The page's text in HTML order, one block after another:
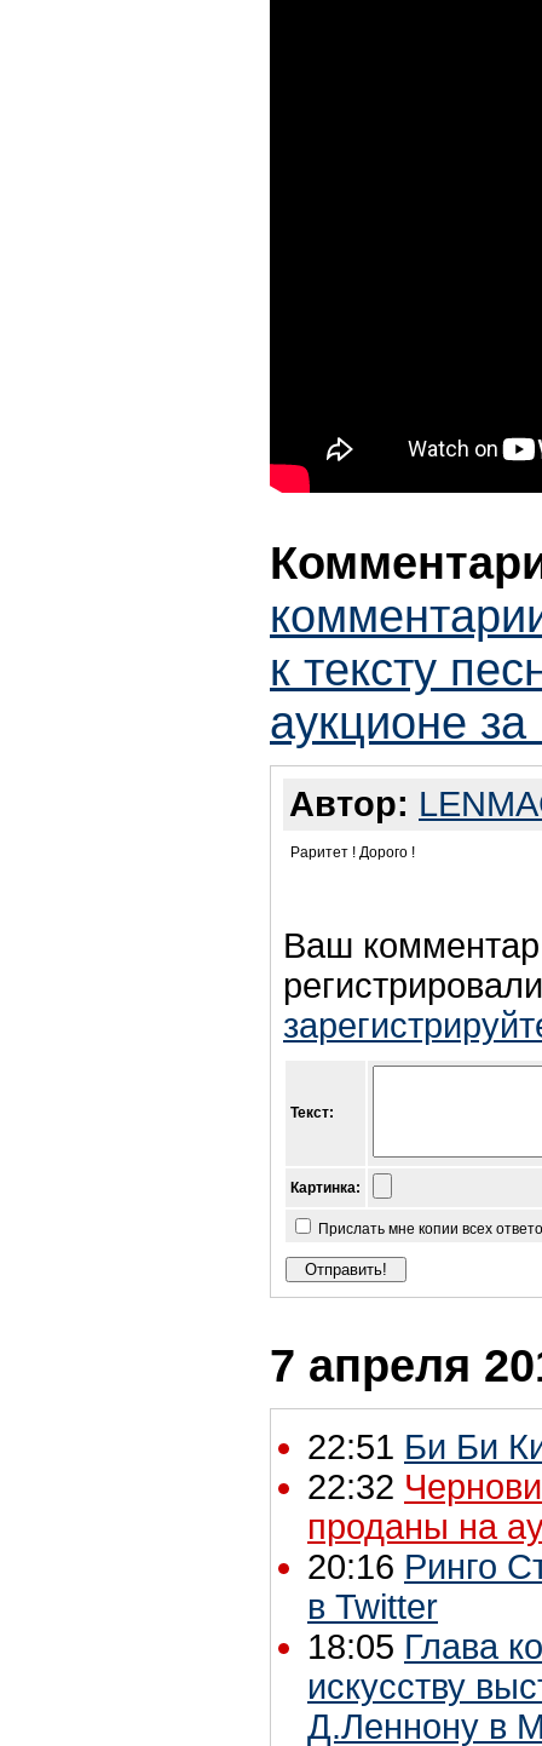
к тексту
аукционе
Автор:
Раритет ! Дорого !
Ваш
Текст:
Картинка:
Прислать мне копии всех
7 апреля
22:51 Би Би
22:32
проданы на
20:16 Ринго
в Twitter
18:05 Глава
искусству
Д.Леннону в